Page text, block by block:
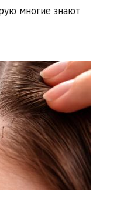
многие знают